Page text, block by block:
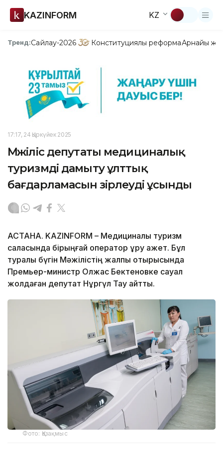
KAZINFORM KZ
Тренд:Сайлау-2026 Конституциялық реформаАрнайы
17:17, 24 Қыркүйек 2025
Мәжіліс депутаты медициналық
туризмді дамыту ұлттық
бағдарламасын әзірлеуді ұсынды
АСТАНА. KAZINFORM – Медициналық туризм
саласында бірыңғай оператор құру қажет. Бұл
туралы бүгін Мәжілістің жалпы отырысында
Премьер-министр Олжас Бектеновке сауал
жолдаған депутат Нұргүл Тау айтты.
Фото: Қазақмыс